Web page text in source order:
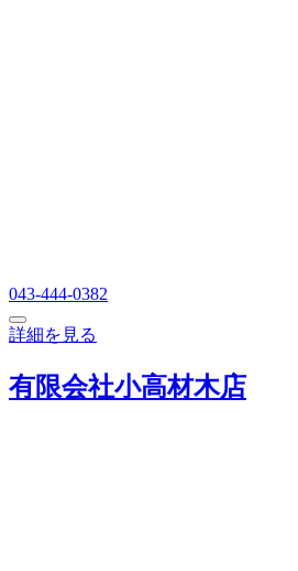
043-444-0382
詳細を見る
有限会社小高材木店